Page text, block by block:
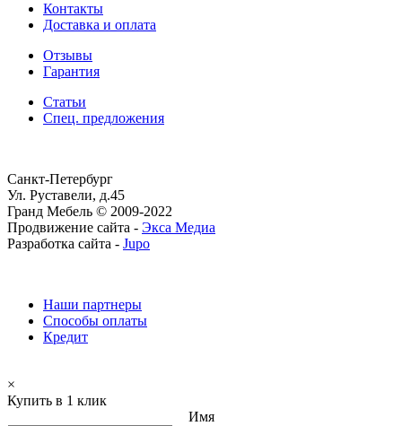
Контакты
Доставка и оплата
Отзывы
Гарантия
Статьи
Спец. предложения
Санкт-Петербург
Ул. Руставели, д.45
Гранд Мебель © 2009-2022
Продвижение сайта - Экса Медиа
Разработка сайта - Jupo
Наши партнеры
Способы оплаты
Кредит
×
Купить в 1 клик
Имя